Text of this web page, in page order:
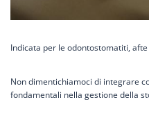
Indicata per le odontostomatiti,
Non dimentichiamoci di integrare
fondamentali nella gestione della